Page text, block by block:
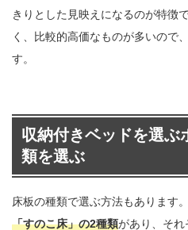
きりとした見映えになるのが特徴
く、比較的高価なものが多いので
す。
収納付きベッドを選
類を選ぶ
床板の種類で選ぶ方法もあります
「すのこ床」の2種類があり、それ